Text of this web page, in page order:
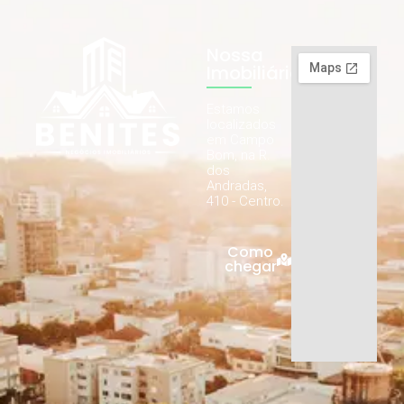
dos
Andradas,
410 - Centro.
Como
chegar